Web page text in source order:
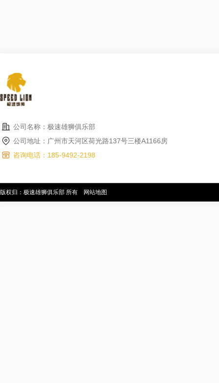
公司名称：极速雄狮俱乐部
公司地址：广州市天河区荷光路137号三楼A1166房
咨询电话：185-9492-2198
版权归：极速雄狮俱乐部 所有 网站地图